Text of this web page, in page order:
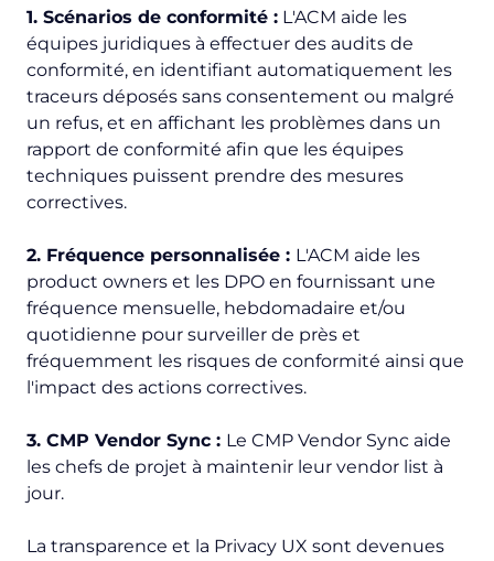
1. Scénarios de conformité : L'ACM aide les
équipes juridiques à effectuer des audits de
conformité, en identifiant automatiquement les
traceurs déposés sans consentement ou malgré
un refus, et en affichant les problèmes dans un
rapport de conformité afin que les équipes
techniques puissent prendre des mesures
correctives.
2. Fréquence personnalisée : L'ACM aide les
product owners et les DPO en fournissant une
fréquence mensuelle, hebdomadaire et/ou
quotidienne pour surveiller de près et
fréquemment les risques de conformité ainsi que
l'impact des actions correctives.
3. CMP Vendor Sync : Le CMP Vendor Sync aide
les chefs de projet à maintenir leur vendor list à
jour.
La transparence et la Privacy UX sont devenues